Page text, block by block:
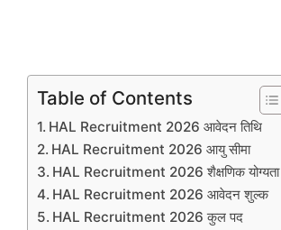
Table of Contents
HAL Recruitment 2026 आवेदन तिथि
HAL Recruitment 2026 आयु सीमा
HAL Recruitment 2026 शैक्षणिक योग्यता
HAL Recruitment 2026 आवेदन शुल्क
HAL Recruitment 2026 कुल पद